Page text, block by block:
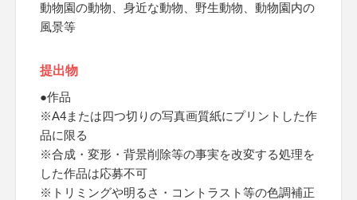
動物園の動物、身近な動物、野生動物、動物園内の
風景等
提出物
●作品
※A4または四つ切りの写真画質紙にプリントした作
品に限る
※合成・変形・背景削除等の事実を改変する処理を
した作品は応募不可
※トリミングや明るさ・コントラスト等の色調補正